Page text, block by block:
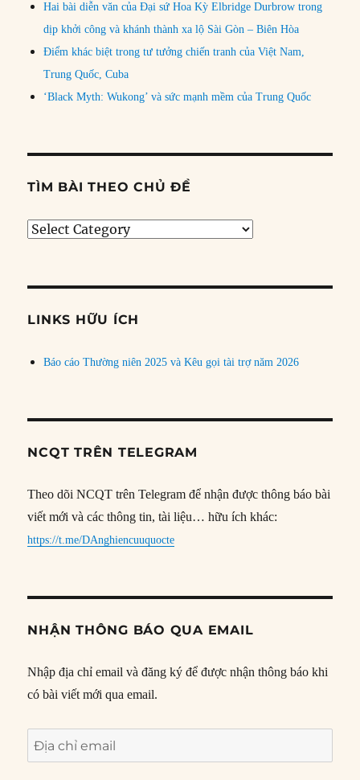
Hai bài diễn văn của Đại sứ Hoa Kỳ Elbridge Durbrow trong
dịp khởi công và khánh thành xa lộ Sài Gòn – Biên Hòa
Điểm khác biệt trong tư tưởng chiến tranh của Việt Nam,
Trung Quốc, Cuba
‘Black Myth: Wukong’ và sức mạnh mềm của Trung Quốc
TÌM BÀI THEO CHỦ ĐỀ
Tìm
đề
LINKS HỮU ÍCH
Báo cáo Thường niên 2025 và Kêu gọi tài trợ năm 2026
NCQT TRÊN TELEGRAM
Theo dõi NCQT trên Telegram để nhận được thông báo bài
viết mới và các thông tin, tài liệu… hữu ích khác:
https://t.me/DAnghiencuuquocte
NHẬN THÔNG BÁO QUA EMAIL
Nhập địa chỉ email và đăng ký để được nhận thông báo khi
có bài viết mới qua email.
Địa
chỉ